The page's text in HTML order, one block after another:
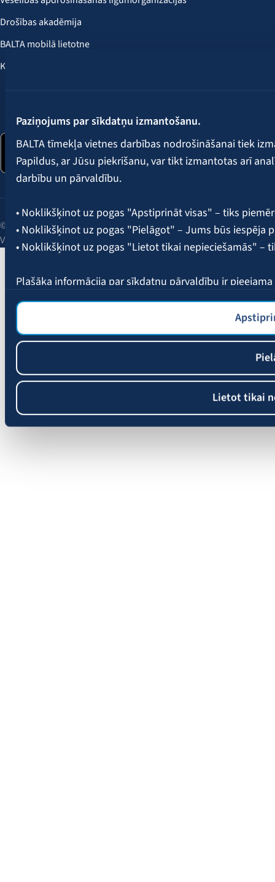
Paziņojums par sīkdatņu izmantošanu.
BALTA tīmekļa vietnes darbības nodrošināšanai tiek
Papildus, ar Jūsu piekrišanu, var tikt izmantotas arī
darbību un pārvaldību.
• Noklikšķinot uz pogas "Apstiprināt visas" – tiks
• Noklikšķinot uz pogas "Pielāgot" – Jums būs iespēja
• Noklikšķinot uz pogas "Lietot tikai nepieciešamās" –
Plašāka informācija par sīkdatņu pārvaldību ir pieejama
Lietot tikai
Drošības akadēmija
BALTA mobilā lietotne
Klientu labumi
© 2026 AAS BALTA | Skanstes iela 25, Rīga, LV-1013, Latvija.
Vienotais reģ. Nr. 40003049409.